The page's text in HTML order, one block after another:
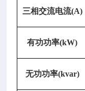
三相交流电流(A)
有功功率(kW)
无功功率(kvar)